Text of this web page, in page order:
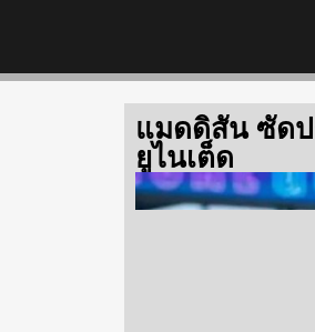
แมดดิสัน ซัดป
ยูไนเต็ด